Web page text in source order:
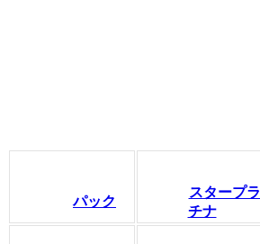
パック
スタープラ
チナ